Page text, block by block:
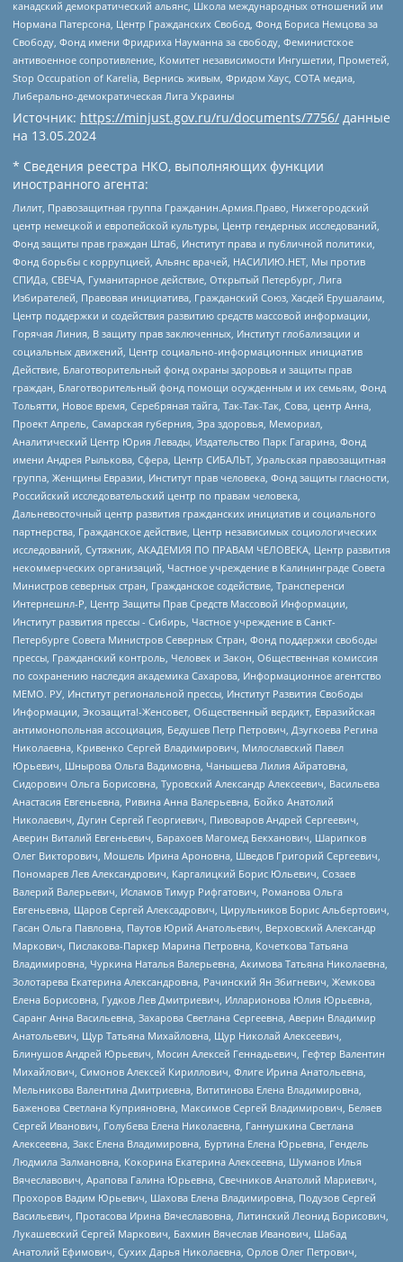
канадский демократический альянс, Школа международных отношений им
Нормана Патерсона, Центр Гражданских Свобод, Фонд Бориса Немцова за
Свободу, Фонд имени Фридриха Науманна за свободу, Феминистское
антивоенное сопротивление, Комитет независимости Ингушетии, Прометей,
Stop Occupation of Karelia, Вернись живым, Фридом Хаус, СОТА медиа,
Либерально-демократическая Лига Украины
Источник: https://minjust.gov.ru/ru/documents/7756/ данные
на 13.05.2024
* Сведения реестра НКО, выполняющих функции
иностранного агента:
Лилит, Правозащитная группа Гражданин.Армия.Право, Нижегородский
центр немецкой и европейской культуры, Центр гендерных исследований,
Фонд защиты прав граждан Штаб, Институт права и публичной политики,
Фонд борьбы с коррупцией, Альянс врачей, НАСИЛИЮ.НЕТ, Мы против
СПИДа, СВЕЧА, Гуманитарное действие, Открытый Петербург, Лига
Избирателей, Правовая инициатива, Гражданский Союз, Хасдей Ерушалаим,
Центр поддержки и содействия развитию средств массовой информации,
Горячая Линия, В защиту прав заключенных, Институт глобализации и
социальных движений, Центр социально-информационных инициатив
Действие, Благотворительный фонд охраны здоровья и защиты прав
граждан, Благотворительный фонд помощи осужденным и их семьям, Фонд
Тольятти, Новое время, Серебряная тайга, Так-Так-Так, Сова, центр Анна,
Проект Апрель, Самарская губерния, Эра здоровья, Мемориал,
Аналитический Центр Юрия Левады, Издательство Парк Гагарина, Фонд
имени Андрея Рылькова, Сфера, Центр СИБАЛЬТ, Уральская правозащитная
группа, Женщины Евразии, Институт прав человека, Фонд защиты гласности,
Российский исследовательский центр по правам человека,
Дальневосточный центр развития гражданских инициатив и социального
партнерства, Гражданское действие, Центр независимых социологических
исследований, Сутяжник, АКАДЕМИЯ ПО ПРАВАМ ЧЕЛОВЕКА, Центр развития
некоммерческих организаций, Частное учреждение в Калининграде Совета
Министров северных стран, Гражданское содействие, Трансперенси
Интернешнл-Р, Центр Защиты Прав Средств Массовой Информации,
Институт развития прессы - Сибирь, Частное учреждение в Санкт-
Петербурге Совета Министров Северных Стран, Фонд поддержки свободы
прессы, Гражданский контроль, Человек и Закон, Общественная комиссия
по сохранению наследия академика Сахарова, Информационное агентство
МЕМО. РУ, Институт региональной прессы, Институт Развития Свободы
Информации, Экозащита!-Женсовет, Общественный вердикт, Евразийская
антимонопольная ассоциация, Бедушев Петр Петрович, Дзугкоева Регина
Николаевна, Кривенко Сергей Владимирович, Милославский Павел
Юрьевич, Шнырова Ольга Вадимовна, Чанышева Лилия Айратовна,
Сидорович Ольга Борисовна, Туровский Александр Алексеевич, Васильева
Анастасия Евгеньевна, Ривина Анна Валерьевна, Бойко Анатолий
Николаевич, Дугин Сергей Георгиевич, Пивоваров Андрей Сергеевич,
Аверин Виталий Евгеньевич, Барахоев Магомед Бекханович, Шарипков
Олег Викторович, Мошель Ирина Ароновна, Шведов Григорий Сергеевич,
Пономарев Лев Александрович, Каргалицкий Борис Юльевич, Созаев
Валерий Валерьевич, Исламов Тимур Рифгатович, Романова Ольга
Евгеньевна, Щаров Сергей Алексадрович, Цирульников Борис Альбертович,
Гасан Ольга Павловна, Паутов Юрий Анатольевич, Верховский Александр
Маркович, Пислакова-Паркер Марина Петровна, Кочеткова Татьяна
Владимировна, Чуркина Наталья Валерьевна, Акимова Татьяна Николаевна,
Золотарева Екатерина Александровна, Рачинский Ян Збигневич, Жемкова
Елена Борисовна, Гудков Лев Дмитриевич, Илларионова Юлия Юрьевна,
Саранг Анна Васильевна, Захарова Светлана Сергеевна, Аверин Владимир
Анатольевич, Щур Татьяна Михайловна, Щур Николай Алексеевич,
Блинушов Андрей Юрьевич, Мосин Алексей Геннадьевич, Гефтер Валентин
Михайлович, Симонов Алексей Кириллович, Флиге Ирина Анатольевна,
Мельникова Валентина Дмитриевна, Вититинова Елена Владимировна,
Баженова Светлана Куприяновна, Максимов Сергей Владимирович, Беляев
Сергей Иванович, Голубева Елена Николаевна, Ганнушкина Светлана
Алексеевна, Закс Елена Владимировна, Буртина Елена Юрьевна, Гендель
Людмила Залмановна, Кокорина Екатерина Алексеевна, Шуманов Илья
Вячеславович, Арапова Галина Юрьевна, Свечников Анатолий Мариевич,
Прохоров Вадим Юрьевич, Шахова Елена Владимировна, Подузов Сергей
Васильевич, Протасова Ирина Вячеславовна, Литинский Леонид Борисович,
Лукашевский Сергей Маркович, Бахмин Вячеслав Иванович, Шабад
Анатолий Ефимович, Сухих Дарья Николаевна, Орлов Олег Петрович,